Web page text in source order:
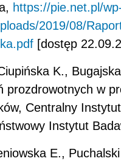
https://pie.net.pl/
2019/08/
[dostęp
K.,
prozdrowotnych w
Centralny
Instytut
E.,